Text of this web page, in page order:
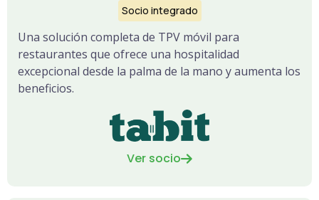
Socio integrado
Una solución completa de TPV móvil para
restaurantes que ofrece una hospitalidad
excepcional desde la palma de la mano y aumenta los
beneficios.
Ver socio